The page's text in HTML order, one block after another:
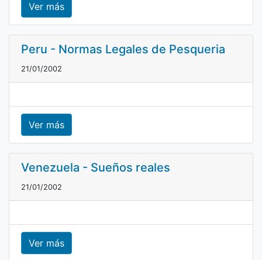
Ver más
Peru - Normas Legales de Pesqueria
21/01/2002
Ver más
Venezuela - Sueños reales
21/01/2002
Ver más